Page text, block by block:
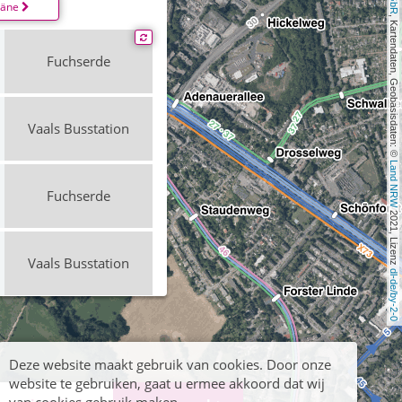
, Kartendaten, Geobasisdaten: ©
Land NRW
2021, Lizenz
dl-de/by-2-0
Fuchserde
Vaals Busstation
Fuchserde
Vaals Busstation
Fuchserde
Vaals Busstation
Deze website maakt gebruik van cookies. Door onze
website te gebruiken, gaat u ermee akkoord dat wij